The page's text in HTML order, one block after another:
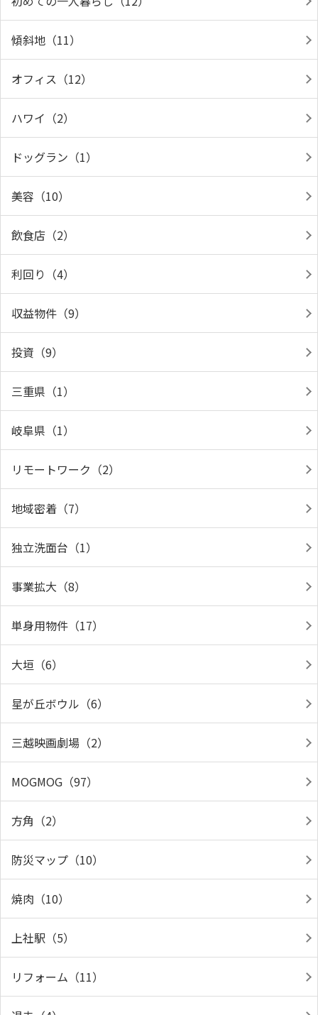
傾斜地（11）
オフィス（12）
ハワイ（2）
ドッグラン（1）
美容（10）
飲食店（2）
利回り（4）
収益物件（9）
投資（9）
三重県（1）
岐阜県（1）
リモートワーク（2）
地域密着（7）
独立洗面台（1）
事業拡大（8）
単身用物件（17）
大垣（6）
星が丘ボウル（6）
三越映画劇場（2）
MOGMOG（97）
方角（2）
防災マップ（10）
焼肉（10）
上社駅（5）
リフォーム（11）